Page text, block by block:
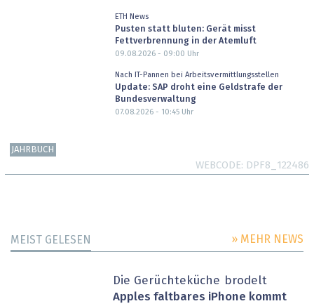
ETH News
Pusten statt bluten: Gerät misst
Fettverbrennung in der Atemluft
09.08.2026 - 09:00 Uhr
Nach IT-Pannen bei Arbeitsvermittlungsstellen
Update: SAP droht eine Geldstrafe der
Bundesverwaltung
07.08.2026 - 10:45Uhr
JAHRBUCH
WEBCODE DPF8_122486
MEIST GELESEN » MEHR NEWS
Die Gerüchteküche brodelt
Apples faltbares iPhone kommt